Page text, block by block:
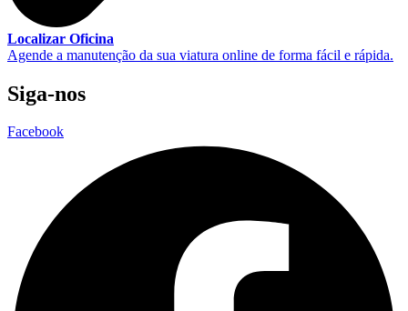
Localizar Oficina
Agende a manutenção da sua viatura online de forma fácil e rápida.
Siga-nos
Facebook